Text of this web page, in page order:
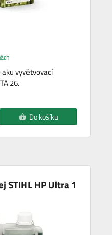
vyvětvovací
26.
Do košíku
STIHL HP Ultra 1